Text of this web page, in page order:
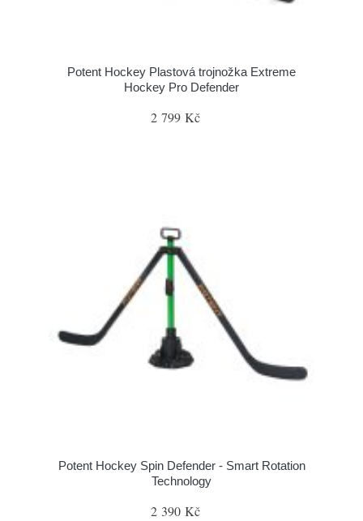
Potent Hockey Plastová trojnožka Extreme
Hockey Pro Defender
2 799 Kč
Potent Hockey Spin Defender - Smart Rotation
Technology
2 390 Kč